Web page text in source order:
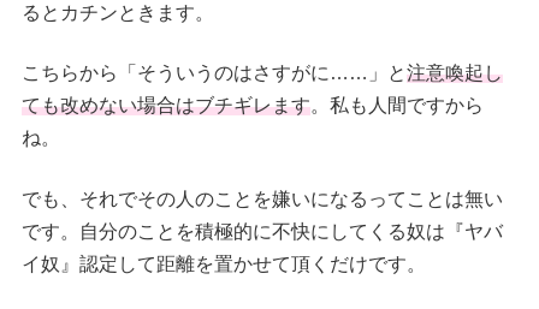
るとカチンときます。
こちらから「 そういうのはさすがに…… 」と注意喚起し
ても改めない場合はブチギレます。私も人間ですから
ね。
でも、それでその人のことを嫌いになるってことは無い
です。自分のことを積極的に不快にしてくる奴は『ヤバ
イ奴』認定して距離を置かせて頂くだけです。